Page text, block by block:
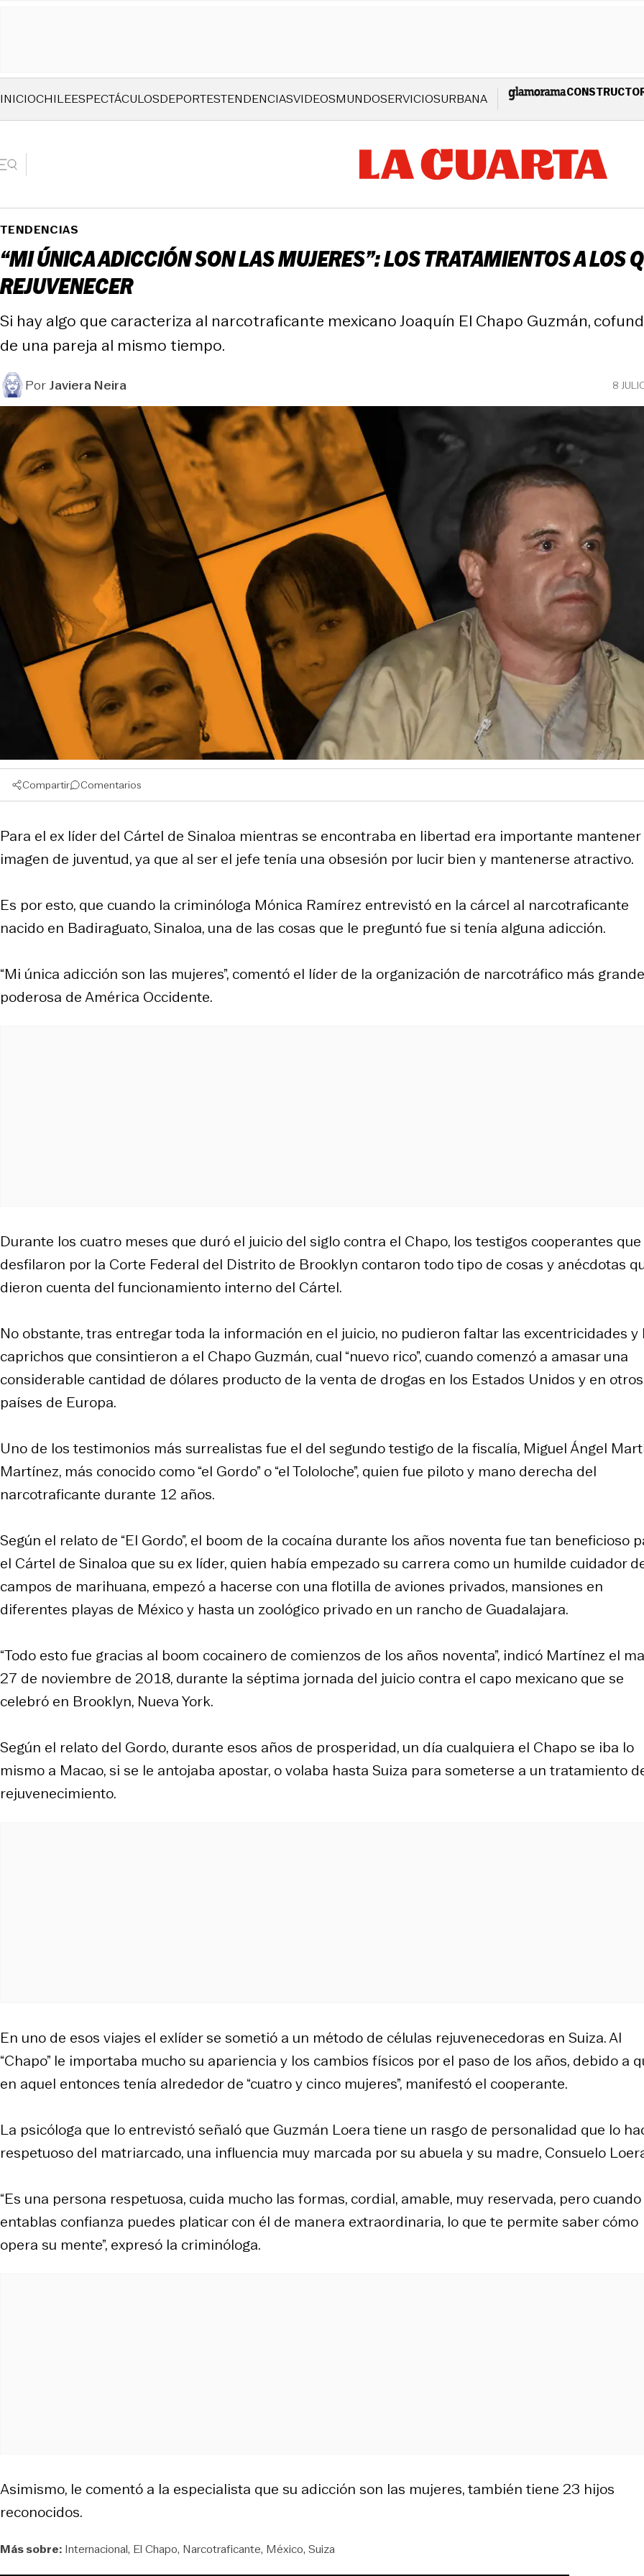
INICIOCHILEESPECTÁCULOSDEPORTESTENDENCIASVIDEOSMUNDOSERVICIOSURBANA
TENDENCIAS
“MI ÚNICA ADICCIÓN SON LAS MUJERES”: LOS TRATAMIENTOS A LOS
REJUVENECER
Si hay algo que caracteriza al narcotraficante mexicano Joaquín El Chapo Guzmán,
de una pareja al mismo tiempo.
PorJaviera Neira 8
Compartir Comentarios
Para el ex líder del Cártel de Sinaloa mientras se encontraba en libertad era importante mantener
imagen de juventud, ya que al ser el jefe tenía una obsesión por lucir bien y mantenerse atractivo.
Es por esto, que cuando la criminóloga Mónica Ramírez entrevistó en la cárcel al narcotraficante
nacido en Badiraguato, Sinaloa, una de las cosas que le preguntó fue si tenía alguna adicción.
“Mi única adicción son las mujeres”, comentó el líder de la organización de narcotráfico más
poderosa de América Occidente.
Durante los cuatro meses que duró el juicio del siglo contra el Chapo, los testigos cooperantes que
desfilaron por la Corte Federal del Distrito de Brooklyn contaron todo tipo de cosas y anécdotas
dieron cuenta del funcionamiento interno del Cártel.
No obstante, tras entregar toda la información en el juicio, no pudieron faltar las excentricidades y
caprichos que consintieron a el Chapo Guzmán, cual “nuevo rico”, cuando comenzó a amasar una
considerable cantidad de dólares producto de la venta de drogas en los Estados Unidos y en otros
países de Europa.
Uno de los testimonios más surrealistas fue el del segundo testigo de la fiscalía, Miguel Ángel
Martínez, más conocido como “el Gordo” o “el Tololoche”, quien fue piloto y mano derecha del
narcotraficante durante 12 años.
Según el relato de “El Gordo”, el boom de la cocaína durante los años noventa fue tan beneficioso
el Cártel de Sinaloa que su ex líder, quien había empezado su carrera como un humilde cuidador
campos de marihuana, empezó a hacerse con una flotilla de aviones privados, mansiones en
diferentes playas de México y hasta un zoológico privado en un rancho de Guadalajara.
“Todo esto fue gracias al boom cocainero de comienzos de los años noventa”, indicó Martínez el
27 de noviembre de 2018, durante la séptima jornada del juicio contra el capo mexicano que se
celebró en Brooklyn, Nueva York.
Según el relato del Gordo, durante esos años de prosperidad, un día cualquiera el Chapo se iba lo
mismo a Macao, si se le antojaba apostar, o volaba hasta Suiza para someterse a un tratamiento
rejuvenecimiento.
En uno de esos viajes el exlíder se sometió a un método de células rejuvenecedoras en Suiza. Al
“Chapo” le importaba mucho su apariencia y los cambios físicos por el paso de los años, debido a
en aquel entonces tenía alrededor de “cuatro y cinco mujeres”, manifestó el cooperante.
La psicóloga que lo entrevistó señaló que Guzmán Loera tiene un rasgo de personalidad que lo
respetuoso del matriarcado, una influencia muy marcada por su abuela y su madre, Consuelo
“Es una persona respetuosa, cuida mucho las formas, cordial, amable, muy reservada, pero cuando
entablas confianza puedes platicar con él de manera extraordinaria, lo que te permite saber cómo
opera su mente”, expresó la criminóloga.
Asimismo, le comentó a la especialista que su adicción son las mujeres, también tiene 23 hijos
reconocidos.
Más sobre: Internacional El Chapo Narcotraficante México Suiza